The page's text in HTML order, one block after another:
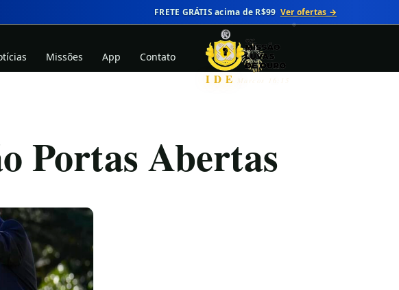
FRETE GRÁTIS acima de R$99 Ver ofertas →
IDE Marcos 16:15
Missões App Contato
Portas Abertas